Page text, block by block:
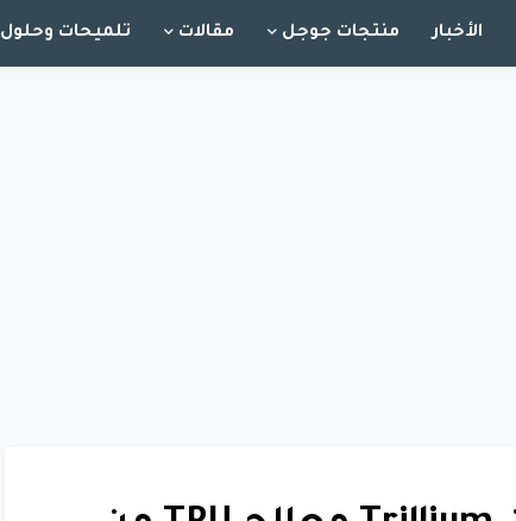
الأخبار منتجات جوجل مقالات تلميحات وحلول